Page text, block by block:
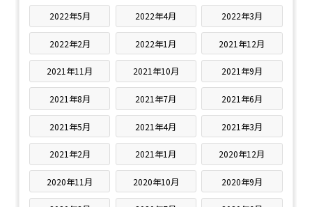
2022年5月 2022年4月 2022年3月
2022年2月 2022年1月 2021年12月
2021年11月 2021年10月 2021年9月
2021年8月 2021年7月 2021年6月
2021年5月 2021年4月 2021年3月
2021年2月 2021年1月 2020年12月
2020年11月 2020年10月 2020年9月